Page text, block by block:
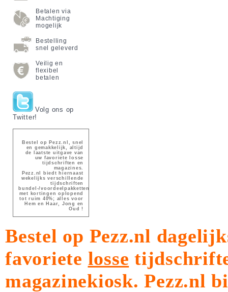
Betalen via
Machtiging
mogelijk
Bestelling
snel geleverd
Veilig en
flexibel
betalen
Volg ons op
Twitter!
Bestel op Pezz.nl, snel
en gemakkelijk, altijd
de laatste uitgave van
uw favoriete losse
tijdschriften en
magazines.
Pezz.nl biedt hiernaast
wekelijks verschillende
tijdschriften
bundel-/voordeelpakketten
met kortingen oplopend
tot ruim 40%; alles voor
Hem en Haar, Jong en
Oud !
Bestel op Pezz.nl
favoriete losse
magazinekiosk.Pezz.nl